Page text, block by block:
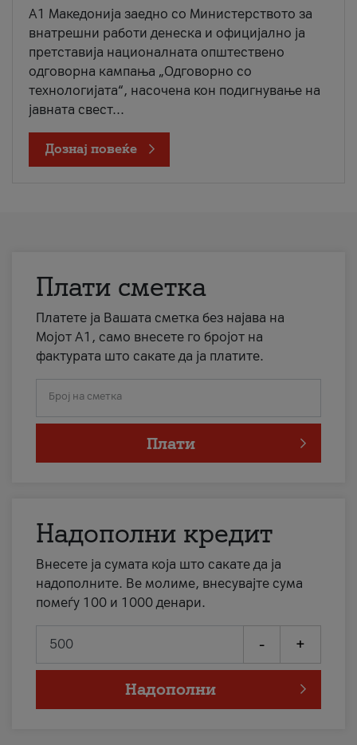
A1 Македонија заедно со Министерството за
внатрешни работи денеска и официјално ја
претставија националната општествено
одговорна кампања „Одговорно со
технологијата“, насочена кон подигнување на
јавната свест...
Дознај повеќе
Плати сметка
Платете ја Вашата сметка без најава на
Мојот А1, само внесете го бројот на
фактурата што сакате да ја платите.
Број на сметка
Плати
Надополни кредит
Внесете ја сумата која што сакате да ја
надополните. Ве молиме, внесувајте сума
помеѓу 100 и 1000 денари.
- +
Надополни